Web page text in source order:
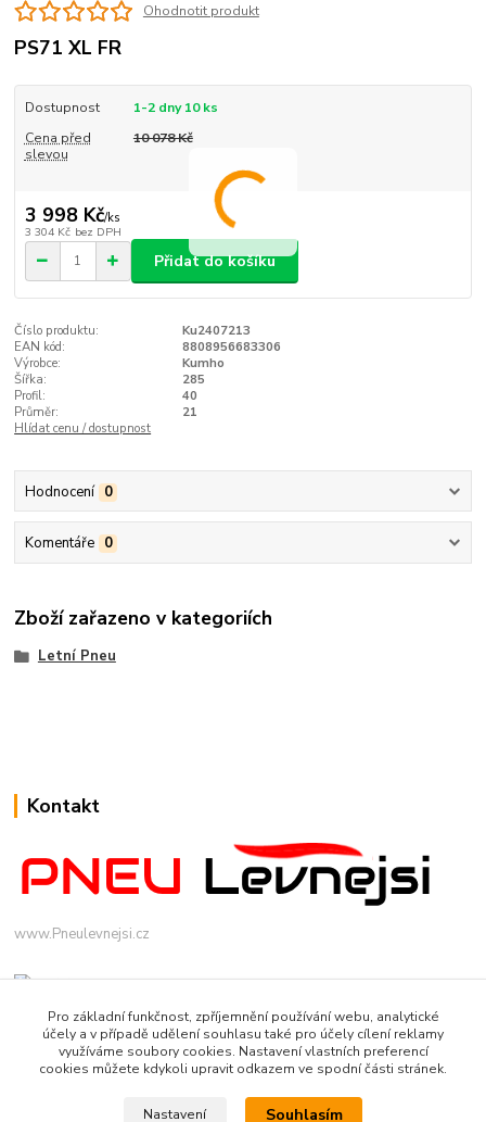
Ohodnotit produkt
PS71 XL FR
Dostupnost
1-2 dny 10 ks
Cena před
slevou
10 078 Kč
3 998 Kč/ks
3 304 Kč bez DPH
Přidat do košíku
Číslo produktu:
Ku2407213
EAN kód:
8808956683306
Výrobce:
Kumho
Šířka:
285
Profil:
40
Průměr:
21
Hlídat cenu / dostupnost
Hodnocení 0
Komentáře 0
Zboží zařazeno v kategoriích
Letní Pneu
Kontakt
www.Pneulevnejsi.cz
info(a)pneulevnejsi.cz
Pro základní funkčnost, zpříjemnění používání webu, analytické
účely a v případě udělení souhlasu také pro účely cílení reklamy
využíváme soubory cookies. Nastavení vlastních preferencí
cookies můžete kdykoli upravit odkazem ve spodní části stránek.
Nastavení Souhlasím